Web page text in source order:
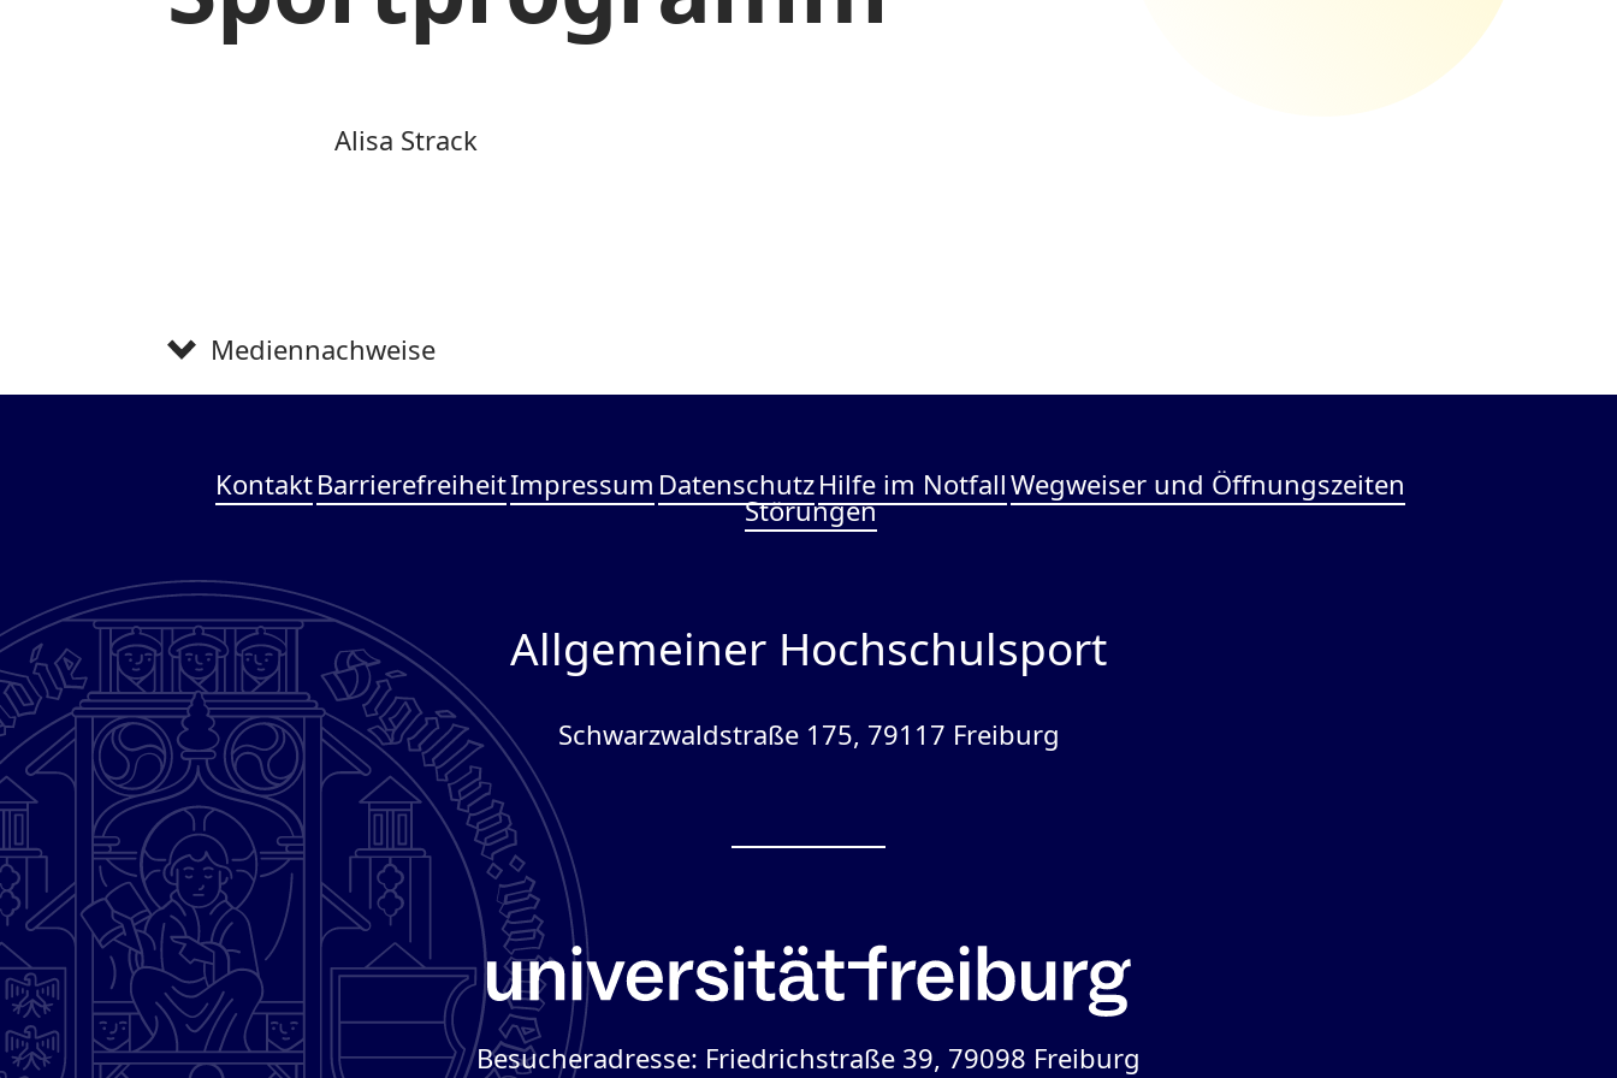
Alisa Strack
Mediennachweise
KontaktBarrierefreiheitImpressum DatenschutzHilfe im NotfallWegweiser und Öffnungszeiten
Störungen
Allgemeiner Hochschulsport
Schwarzwaldstraße 175, 79117 Freiburg
Besucheradresse: Friedrichstraße 39, 79098 Freiburg